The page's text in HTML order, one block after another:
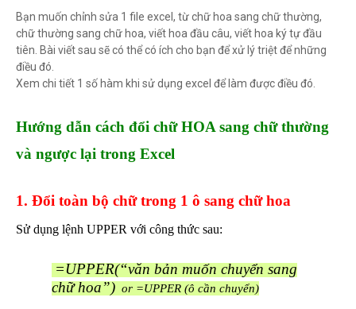
Bạn muốn chỉnh sửa 1 file excel, từ chữ hoa sang chữ thường,
chữ thường sang chữ hoa, viết hoa đầu câu, viết hoa ký tự đầu
tiên. Bài viết sau sẽ có thể có ích cho bạn để xử lý triệt để những
điều đó.
Xem chi tiết 1 số hàm khi sử dụng excel để làm được điều đó.
Hướng dẫn cách đổi chữ HOA sang chữ thường
và ngược lại trong Excel
1. Đổi toàn bộ chữ trong 1 ô sang chữ hoa
Sử dụng lệnh UPPER với công thức sau:
=UPPER(“văn bản muốn chuyển sang
chữ hoa”) or =UPPER (ô cần chuyển)